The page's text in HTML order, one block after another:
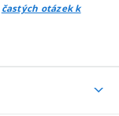
častých otázek k